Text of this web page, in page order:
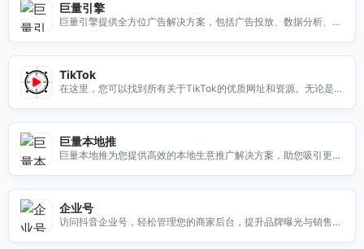
巨量引擎
巨量引擎提供全方位广告解决方案，包括广告投放、数据分析、创
TikTok
在这里，您可以找到所有关于TikTok的优质网址和资源。无论是国
巨量本地推
巨量本地推为您提供高效的本地生意推广解决方案，助您吸引更多
企业号
访问抖音企业号，轻松管理您的商家后台，提升品牌曝光与销售业